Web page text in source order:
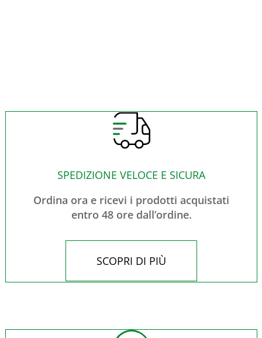
SPEDIZIONE VELOCE E SICURA
Ordina ora e ricevi i prodotti acquistati
entro 48 ore dall’ordine.
SCOPRI DI PIÙ